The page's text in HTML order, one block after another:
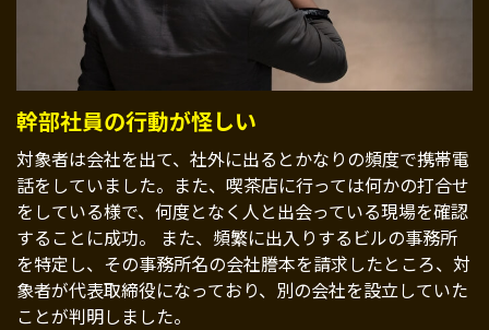
幹部社員の行動が怪しい
対象者は会社を出て、社外に出るとかなりの頻度で携帯電
話をしていました。また、喫茶店に行っては何かの打合せ
をしている様で、何度となく人と出会っている現場を確認
することに成功。 また、頻繁に出入りするビルの事務所
を特定し、その事務所名の会社謄本を請求したところ、対
象者が代表取締役になっており、別の会社を設立していた
ことが判明しました。